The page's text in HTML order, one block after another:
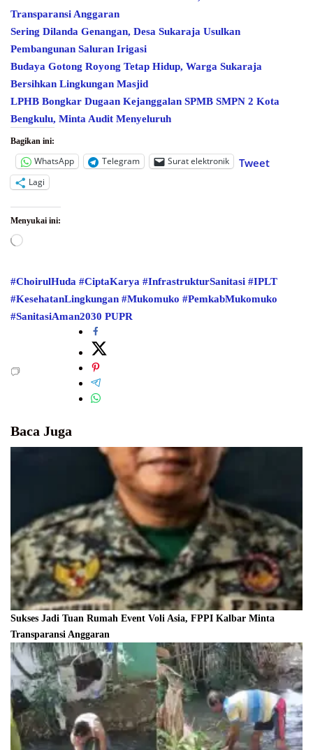
Transparansi Anggaran
Sering Dilanda Genangan, Desa Sukaraja Usulkan
Pembangunan Saluran Irigasi
Budaya Gotong Royong Tetap Hidup, Warga Sukaraja
Bersihkan Lingkungan Masjid
LPHB Bongkar Dugaan Kejanggalan SPMB SMPN 2 Kota
Bengkulu, Minta Audit Menyeluruh
Bagikan ini:
WhatsApp Telegram Surat elektronik Tweet
Lagi
Menyukai ini:
Memuat...
#ChoirulHuda #CiptaKarya #InfrastrukturSanitasi #IPLT
#KesehatanLingkungan #Mukomuko #PemkabMukomuko
#SanitasiAman2030 PUPR
Baca Juga
Sukses Jadi Tuan Rumah Event Voli Asia, FPPI Kalbar Minta
Transparansi Anggaran